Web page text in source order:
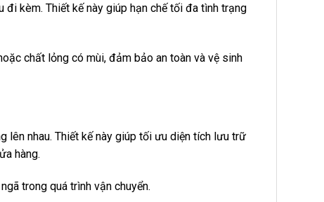
kèm. Thiết kế này giúp hạn chế tối đa tình trạng
chất lỏng có mùi, đảm bảo an toàn và vệ sinh
lên nhau. Thiết kế này giúp tối ưu diện tích lưu trữ
hàng.
trong quá trình vận chuyển.